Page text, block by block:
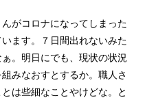
がコロナになってしまった
ます。７日間出れないみた
。明日にでも、現状の状況
みなおすとするか。職人さ
は些細なことやけどな。と